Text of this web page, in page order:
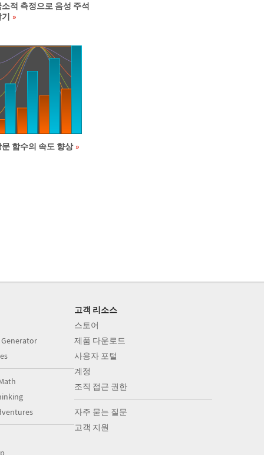
소적 측정으로 음성 주석
기
문 함수의 속도 향상
고객 리소스
스토어
제품 다운로드
사용자 포털
계정
조직 접근 권한
자주 묻는 질문
고객 지원